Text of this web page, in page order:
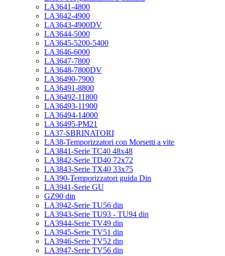
LA3641-4800
LA3642-4900
LA3643-4900DV
LA3644-5000
LA3645-5200-5400
LA3646-6000
LA3647-7800
LA3648-7800DV
LA36490-7900
LA36491-8800
LA36492-11800
LA36493-11900
LA36494-14000
LA36495-PM21
LA37-SBRINATORI
LA38-Temporizzatori con Morsetti a vite
LA3841-Serie TC40 48x48
LA3842-Serie TD40 72x72
LA3843-Serie TX40 33x75
LA390-Temporizzatori guida Din
LA3941-Serie GU
GZ90 din
LA3942-Serie TU56 din
LA3943-Serie TU93 - TU94 din
LA3944-Serie TV49 din
LA3945-Serie TV51 din
LA3946-Serie TV52 din
LA3947-Serie TV56 din